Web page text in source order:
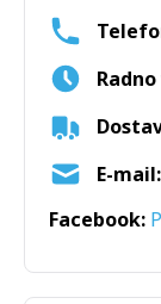
E-mail:
Facebook: